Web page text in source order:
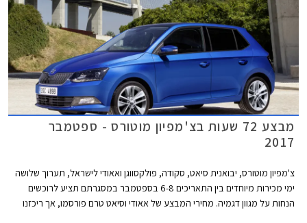
מבצע 72 שעות בצ'מפיון מוטורס - ספטמבר
2017
צ'מפיון מוטורס, יבואנית סיאט, סקודה, פולקסווגן ואאודי לישראל, תערוך שלושה
ימי מכירות מיוחדים בין התאריכים 6-8 בספטמבר במסגרתם תציע לרוכשים
הנחות על מגוון דגמיה. מחירי המבצע של אאודי וסיאט טרם פורסמו, אך ריכזנו